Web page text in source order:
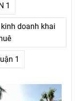
1
doanh khai
1